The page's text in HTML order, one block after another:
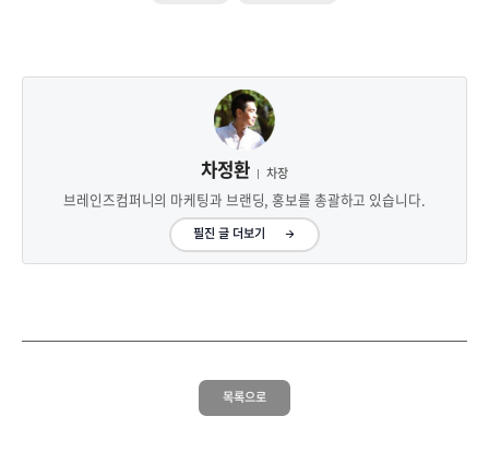
차정환 차장
브레인즈컴퍼니의 마케팅과 브랜딩, 홍보를 총괄하고 있습니다.
필진 글 더보기
목록으로